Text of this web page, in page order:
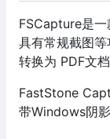
FSCapture是一
具有常规截图
转换为 PDF文档
FastStone
带Windows阴